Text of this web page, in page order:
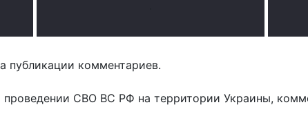
публикации комментариев.
проведении СВО ВС РФ на территории Украины,